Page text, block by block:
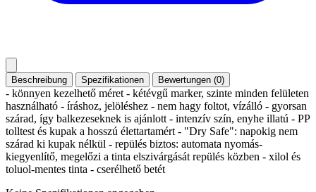
Beschreibung Spezifikationen Bewertungen (0)
- könnyen kezelhető méret - kétévgű marker, szinte minden felületen
használható - íráshoz, jelöléshez - nem hagy foltot, vízálló - gyorsan
szárad, így balkezeseknek is ajánlott - intenzív szín, enyhe illatú - PP
tolltest és kupak a hosszú élettartamért - "Dry Safe": napokig nem
szárad ki kupak nélkül - repülés biztos: automata nyomás-
kiegyenlítő, megelőzi a tinta elszivárgását repülés közben - xilol és
toluol-mentes tinta - cserélhető betét